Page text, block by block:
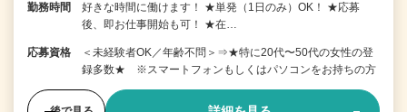
勤務時間
好きな時間に働けます！ ★単発（1日のみ）OK！ ★応募
後、即お仕事開始も可！ ★在…
応募資格
＜未経験者OK／年齢不問＞⇒★特に20代〜50代の女性の登
録多数★ ※スマートフォンもしくはパソコンをお持ちの方